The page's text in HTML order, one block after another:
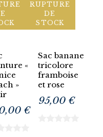
«
»
€
Sac banane
tricolore
framboise
et rose
95,00 €
RUPTURE
DE
STOCK